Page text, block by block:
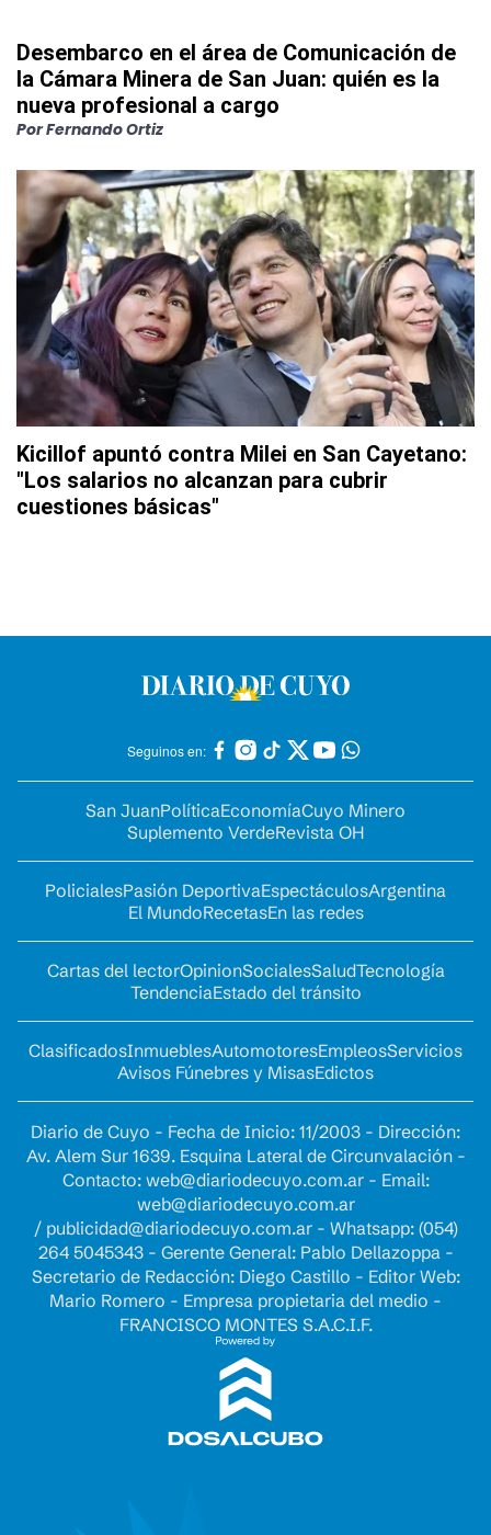
Desembarco en el área de Comunicación de
la Cámara Minera de San Juan: quién es la
nueva profesional a cargo
PorFernando Ortiz
Kicillof apuntó contra Milei en San Cayetano:
"Los salarios no alcanzan para cubrir
cuestiones básicas"
Seguinos en:
San JuanPolíticaEconomíaCuyo Minero
Suplemento VerdeRevista OH
PolicialesPasión DeportivaEspectáculosArgentina
El MundoRecetasEn las redes
Cartas del lectorOpinionSocialesSaludTecnología
TendenciaEstado del tránsito
ClasificadosInmueblesAutomotoresEmpleosServicios
Avisos Fúnebres y MisasEdictos
Diario de Cuyo - Fecha de Inicio: 11/2003 - Dirección:
Av. Alem Sur 1639. Esquina Lateral de Circunvalación -
Contacto: web@diariodecuyo.com.ar- Email:
web@diariodecuyo.com.ar
/ publicidad@diariodecuyo.com.ar- Whatsapp: (054)
264 5045343 - Gerente General: Pablo Dellazoppa -
Secretario de Redacción: Diego Castillo - Editor Web:
Mario Romero - Empresa propietaria del medio -
FRANCISCO MONTES S.A.C.I.F.